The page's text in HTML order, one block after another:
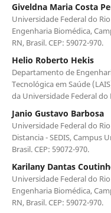
Giveldna Maria Costa
Universidade Federal do
Engenharia Biomédica,
RN, Brasil. CEP: 59072-970.
Helio Roberto Hekis
Departamento de
Tecnológica em Saúde
da Universidade Federal do
Janio Gustavo Barbosa
Universidade Federal do
Distancia - SEDIS, Campus
Brasil. CEP: 59072-970.
Karilany Dantas
Universidade Federal do
Engenharia Biomédica,
RN, Brasil. CEP: 59072-970.